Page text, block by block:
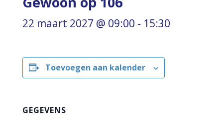
22 maart 2027 @ 09:00 - 15:30
Toevoegen aan kalender
GEGEVENS